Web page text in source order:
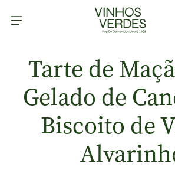
Tarte de
Gelado de
Biscoito de